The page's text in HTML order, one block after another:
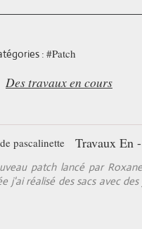
: #Patch
Des travaux en cours
patch lancé par
j'ai réalisé des sacs avec